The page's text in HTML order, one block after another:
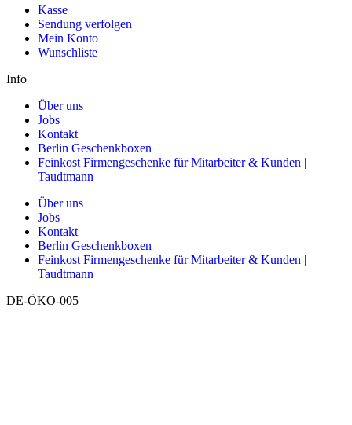
Kasse
Sendung verfolgen
Mein Konto
Wunschliste
Info
Über uns
Jobs
Kontakt
Berlin Geschenkboxen
Feinkost Firmengeschenke für Mitarbeiter & Kunden |
Taudtmann
Über uns
Jobs
Kontakt
Berlin Geschenkboxen
Feinkost Firmengeschenke für Mitarbeiter & Kunden |
Taudtmann
DE-ÖKO-005